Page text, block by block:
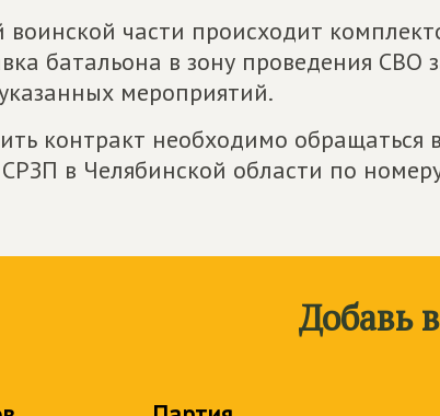
воинской части происходит
батальона в зону проведения СВО
мероприятий.
контракт необходимо обращаться
в Челябинской области по
Добавь